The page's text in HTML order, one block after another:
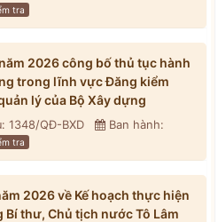
tra
2026 công bố thủ tục hành
trong lĩnh vực Đăng kiểm
lý của Bộ Xây dựng
1348/QĐ-BXD
Ban hành:
tra
2026 về Kế hoạch thực hiện
thư, Chủ tịch nước Tô Lâm